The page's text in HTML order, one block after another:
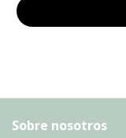
Sobre nosotros